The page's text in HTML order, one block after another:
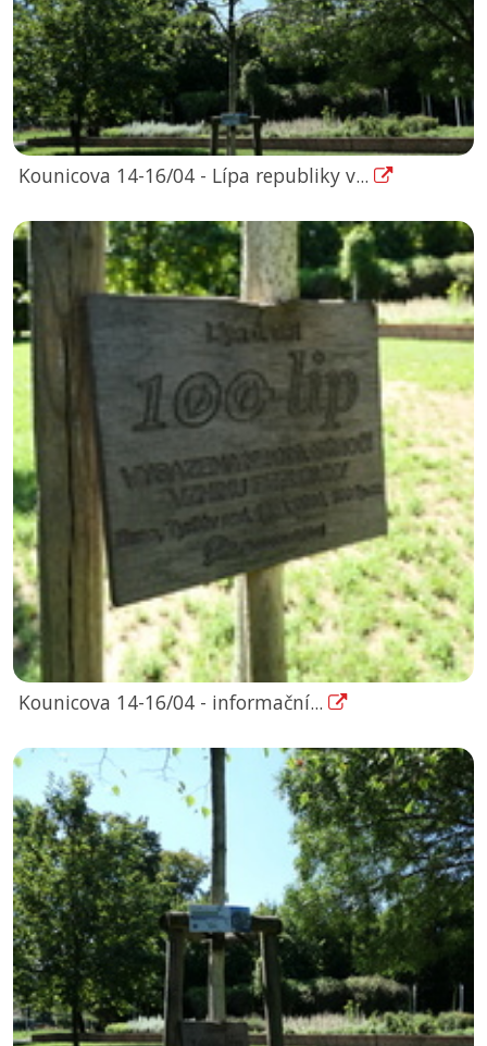
Kounicova 14-16/04 - Lípa republiky v...
Kounicova 14-16/04 - informační...